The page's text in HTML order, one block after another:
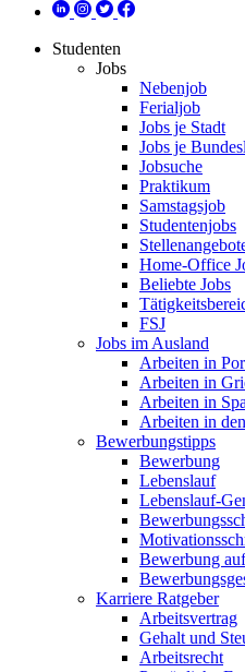
Studenten
Jobs
Nebenjob
Ferialjob
Jobs je Stadt
Jobs je
Jobsuche
Praktikum
Samstagsjob
Studentenjobs
Home-Office
Beliebte Jobs
FSJ
Jobs im Ausland
Arbeiten in
Arbeiten in
Arbeiten in
Arbeiten in
Bewerbungstipps
Bewerbung
Lebenslauf
Lebenslauf-
Bewerbung
Karriere Ratgeber
Arbeitsvertrag
Gehalt und
Arbeitsrecht